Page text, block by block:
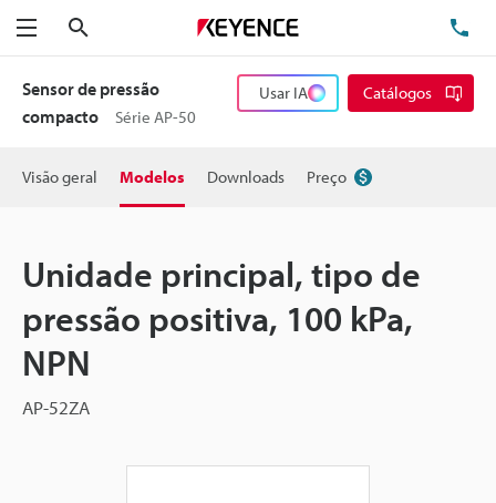
Menu
Sensor de pressão
compacto
Série AP-50
Usar IA Catálogos
Visão geral Modelos Downloads Preço
Unidade principal, tipo de
pressão positiva, 100 kPa,
NPN
AP-52ZA